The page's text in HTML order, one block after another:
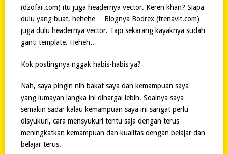
(dzofar.com) itu juga headernya vector. Keren khan? Siapa
dulu yang buat, hehehe… Blognya Bodrex (frenavit.com)
juga dulu headernya vector. Tapi sekarang kayaknya sudah
ganti template. Heheh…
Kok postingnya nggak habis-habis ya?
Nah, saya pingin nih bakat saya dan kemampuan saya
yang lumayan langka ini dihargai lebih. Soalnya saya
semakin sadar kalau kemampuan saya ini sangat perlu
disyukuri, cara mensyukuri tentu saja dengan terus
meningkatkan kemampuan dan kualitas dengan belajar dan
belajar terus.